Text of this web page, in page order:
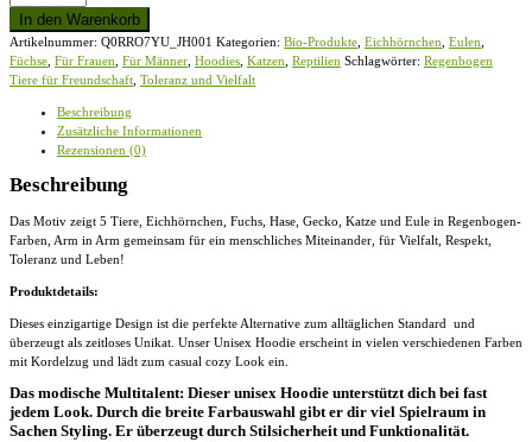
Tiere
für
Freundschaft,
Toleranz
und
Kapuzenpullover
Hoodie
In den Warenkorb
Artikelnummer: Q0RRO7YU_JH001 Kategorien: Bio-Produkte Eichhörnchen Eulen
Füchse Für Frauen Für Männer Hoodies Katzen Reptilien Schlagwörter: Regenbogen
Tiere für Freundschaft Toleranz und Vielfalt
Beschreibung
Zusätzliche Informationen
Rezensionen (0)
Beschreibung
Das Motiv zeigt 5 Tiere, Eichhörnchen, Fuchs, Hase, Gecko, Katze und Eule in Regenbogen-
Farben, Arm in Arm gemeinsam für ein menschliches Miteinander, für Vielfalt, Respekt,
Toleranz und Leben!
Produktdetails:
Dieses einzigartige Design ist die perfekte Alternative zum alltäglichen Standard und
überzeugt als zeitloses Unikat. Unser Unisex Hoodie erscheint in vielen verschiedenen Farben
mit Kordelzug und lädt zum casual cozy Look ein.
Das modische Multitalent: Dieser unisex Hoodie unterstützt dich bei fast
jedem Look. Durch die breite Farbauswahl gibt er dir viel Spielraum in
Sachen Styling. Er überzeugt durch Stilsicherheit und Funktionalität.